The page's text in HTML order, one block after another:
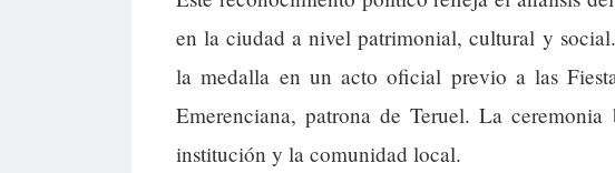
en la ciudad a nivel patrimonial, cultural y
la medalla en un acto oficial previo a las
Emerenciana, patrona de Teruel. La
institución y la comunidad local.